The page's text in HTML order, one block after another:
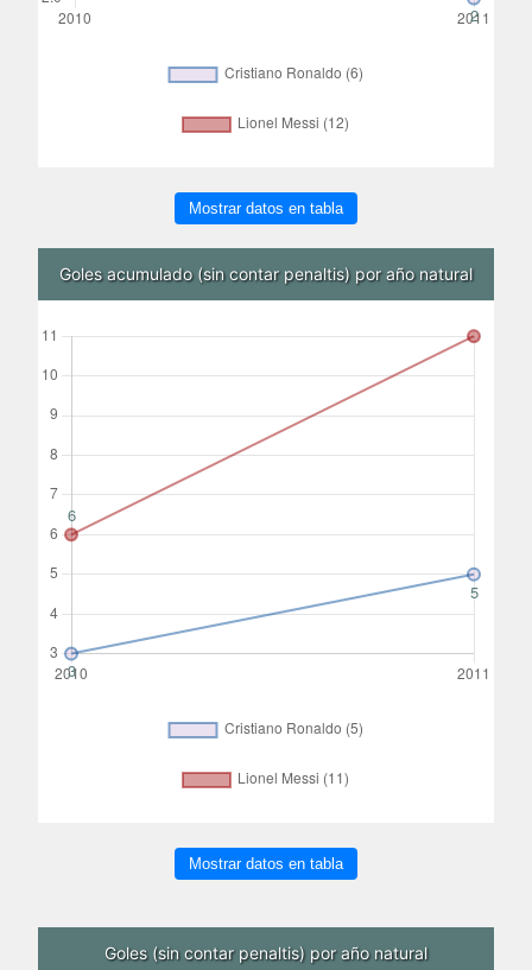
Mostrar datos en tabla
Goles acumulado (sin contar penaltis) por año natural
Mostrar datos en tabla
Goles (sin contar penaltis) por año natural